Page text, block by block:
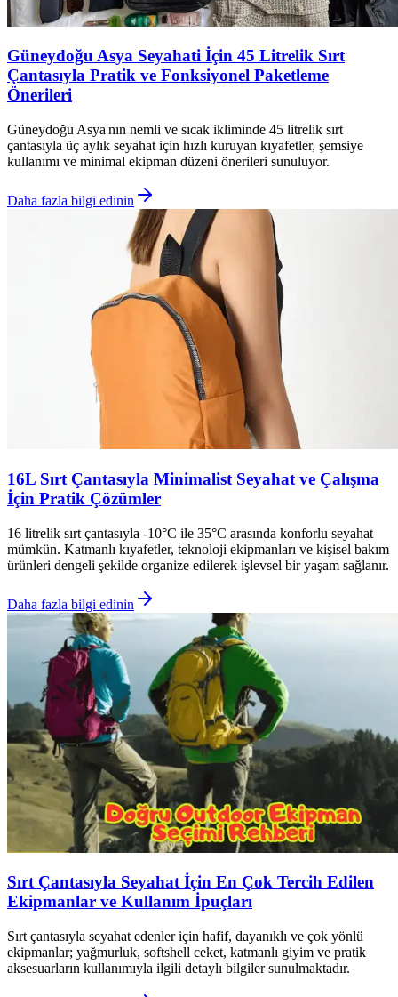
Güneydoğu Asya Seyahati İçin 45 Litrelik Sırt
Çantasıyla Pratik ve Fonksiyonel Paketleme
Önerileri
Güneydoğu Asya'nın nemli ve sıcak ikliminde 45 litrelik sırt
çantasıyla üç aylık seyahat için hızlı kuruyan kıyafetler, şemsiye
kullanımı ve minimal ekipman düzeni önerileri sunuluyor.
Daha fazla bilgi edinin
16L Sırt Çantasıyla Minimalist Seyahat ve Çalışma
İçin Pratik Çözümler
16 litrelik sırt çantasıyla -10°C ile 35°C arasında konforlu seyahat
mümkün. Katmanlı kıyafetler, teknoloji ekipmanları ve kişisel bakım
ürünleri dengeli şekilde organize edilerek işlevsel bir yaşam sağlanır.
Daha fazla bilgi edinin
Sırt Çantasıyla Seyahat İçin En Çok Tercih Edilen
Ekipmanlar ve Kullanım İpuçları
Sırt çantasıyla seyahat edenler için hafif, dayanıklı ve çok yönlü
ekipmanlar; yağmurluk, softshell ceket, katmanlı giyim ve pratik
aksesuarların kullanımıyla ilgili detaylı bilgiler sunulmaktadır.